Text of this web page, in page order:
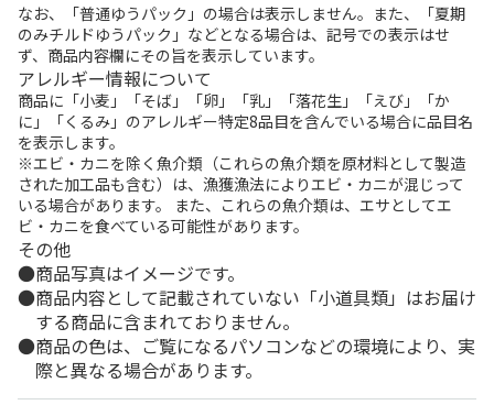
なお、「普通ゆうパック」の場合は表示しません。また、「夏期
のみチルドゆうパック」などとなる場合は、記号での表示はせ
ず、商品内容欄にその旨を表示しています。
アレルギー情報について
商品に「小麦」「そば」「卵」「乳」「落花生」「えび」「か
に」「くるみ」のアレルギー特定8品目を含んでいる場合に品目名
を表示します。
※エビ・カニを除く魚介類（これらの魚介類を原材料として製造
された加工品も含む）は、漁獲漁法によりエビ・カニが混じって
いる場合があります。 また、これらの魚介類は、エサとしてエ
ビ・カニを食べている可能性があります。
その他
商品写真はイメージです。
商品内容として記載されていない「小道具類」はお届け
する商品に含まれておりません。
商品の色は、ご覧になるパソコンなどの環境により、実
際と異なる場合があります。